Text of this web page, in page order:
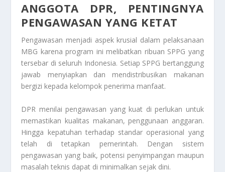
ANGGOTA DPR, PENTINGNYA
PENGAWASAN YANG KETAT
Pengawasan menjadi aspek krusial dalam pelaksanaan
MBG karena program ini melibatkan ribuan SPPG yang
tersebar di seluruh Indonesia. Setiap SPPG bertanggung
jawab menyiapkan dan mendistribusikan makanan
bergizi kepada kelompok penerima manfaat.
DPR menilai pengawasan yang kuat di perlukan untuk
memastikan kualitas makanan, penggunaan anggaran.
Hingga kepatuhan terhadap standar operasional yang
telah di tetapkan pemerintah. Dengan sistem
pengawasan yang baik, potensi penyimpangan maupun
masalah teknis dapat di minimalkan sejak dini.